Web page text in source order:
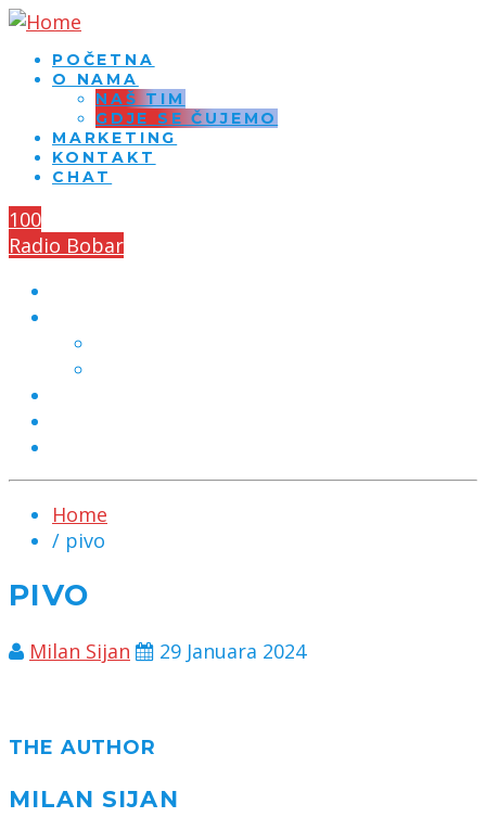
POČETNA
O NAMA
NAŠ TIM
GDJE SE ČUJEMO
MARKETING
KONTAKT
CHAT
100
Radio Bobar
Home
/ pivo
PIVO
Milan Sijan 29 Januara 2024
THE AUTHOR
MILAN SIJAN